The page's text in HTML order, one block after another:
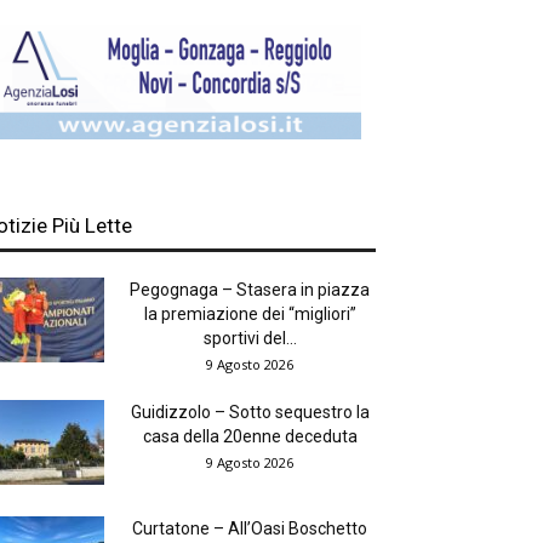
Più Lette
Pegognaga – Stasera in piazza
la premiazione dei “migliori”
sportivi del...
9 Agosto 2026
Guidizzolo – Sotto sequestro la
casa della 20enne deceduta
9 Agosto 2026
Curtatone – All’Oasi Boschetto